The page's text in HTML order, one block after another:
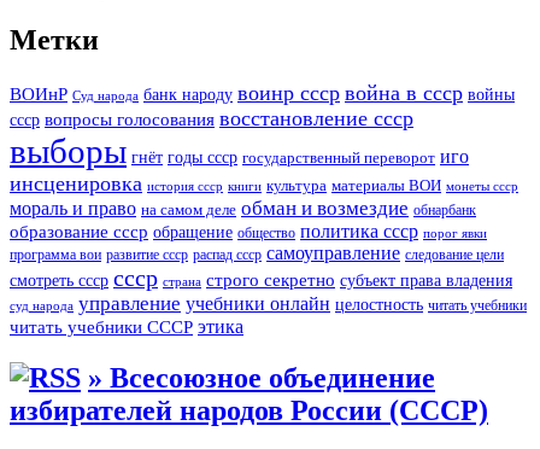
Метки
ВОИнР Суд народа банк народу воинр ссср война в ссср войны
ссср вопросы голосования восстановление ссср
выборы гнёт годы ссср государственный переворот иго
инсценировка история ссср книги культура материалы ВОИ монеты ссср
мораль и право на самом деле обман и возмездие обнарбанк
образование ссср обращение общество политика ссср порог явки
программа вои развитие ссср распад ссср самоуправление следование цели
смотреть ссср ссср страна строго секретно субъект права владения
суд народа управление учебники онлайн целостность читать учебники
читать учебники СССР этика
» Всесоюзное объединение
избирателей народов России (СССР)